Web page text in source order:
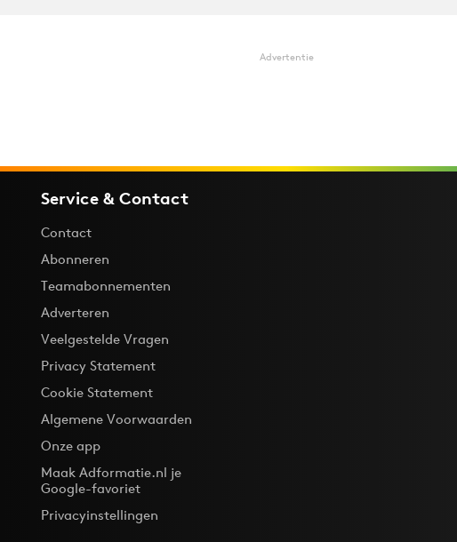
Advertentie
Service & Contact
Contact
Abonneren
Teamabonnementen
Adverteren
Veelgestelde Vragen
Privacy Statement
Cookie Statement
Algemene Voorwaarden
Onze app
Maak Adformatie.nl je
Google-favoriet
Privacyinstellingen